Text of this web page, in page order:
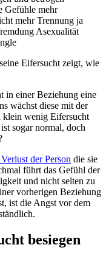
Eifersucht zeigt, wie
in einer Beziehung eine
wächst diese mit der
klein wenig Eifersucht
sogar normal, doch
der Person die sie
führt das Gefühl der
und nicht selten zu
vorherigen Beziehung
ist die Angst vor dem
besiegen